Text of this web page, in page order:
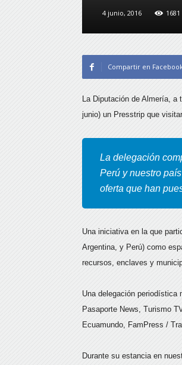
4 junio, 2016 1681
Compartir en
La Diputación de Almería,
junio) un Presstrip que
La delegación
Perú y nuestro
oferta que han
Una iniciativa en la que
Argentina, y Perú) como
recursos, enclaves y
Una delegación periodística
Pasaporte News, Turismo
Ecuamundo, FamPress /
Durante su estancia en